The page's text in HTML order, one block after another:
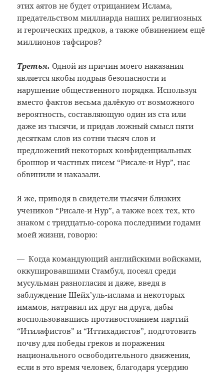
этих аятов не будет отрицанием Ислама,
предательством миллиарда наших религиозных
и героических предков, а также обвинением ещё
миллионов тафсиров?
Третья. Одной из причин моего наказания
является якобы подрыв безопасности и
нарушение общественного порядка. Используя
вместо фактов весьма далёкую от возможного
вероятность, составляющую один из ста или
даже из тысячи, и придав ложный смысл пяти
десяткам слов из сотни тысяч слов и
предложений некоторых конфиденциальных
брошюр и частных писем “Рисале-и Нур”, нас
обвинили и наказали.
Я же, приводя в свидетели тысячи близких
учеников “Рисале-и Нур”, а также всех тех, кто
знаком с тридцатью-сорока последними годами
моей жизни, говорю:
— Когда командующий английскими войсками,
оккупировавшими Стамбул, посеял среди
мусульман разногласия и даже, введя в
заблуждение Шейх’уль-ислама и некоторых
имамов, натравил их друг на друга, дабы
воспользовавшись противостоянием партий
“Итилафистов” и “Иттихадистов”, подготовить
почву для победы греков и поражения
национального освободительного движения,
если в это время человек, благодаря усердию